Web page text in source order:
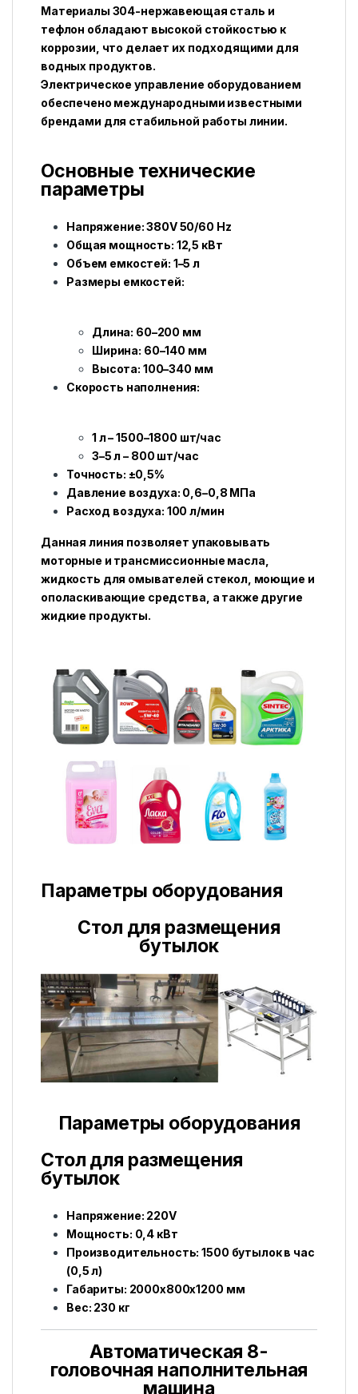
Материалы 304-нержавеющая сталь и
тефлон обладают высокой стойкостью к
коррозии, что делает их подходящими для
водных продуктов.
Электрическое управление оборудованием
обеспечено международными известными
брендами для стабильной работы линии.
Основные технические
параметры
Напряжение: 380V 50/60 Hz
Общая мощность: 12,5 кВт
Объем емкостей: 1–5 л
Размеры емкостей:
Длина: 60–200 мм
Ширина: 60–140 мм
Высота: 100–340 мм
Скорость наполнения:
1 л – 1500–1800 шт/час
3–5 л – 800 шт/час
Точность: ±0,5%
Давление воздуха: 0,6–0,8 МПа
Расход воздуха: 100 л/мин
Данная линия позволяет упаковывать
моторные и трансмиссионные масла,
жидкость для омывателей стекол, моющие и
ополаскивающие средства, а также другие
жидкие продукты.
Параметры оборудования
Стол для размещения
бутылок
Параметры оборудования
Стол для размещения
бутылок
Напряжение: 220V
Мощность: 0,4 кВт
Производительность: 1500 бутылок в час
(0,5 л)
Габариты: 2000x800x1200 мм
Вес: 230 кг
Автоматическая 8-
головочная наполнительная
машина